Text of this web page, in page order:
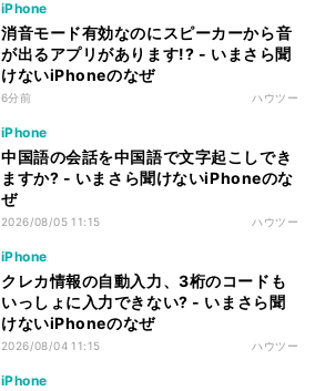
iPhone
消音モード有効なのにスピーカーから音
が出るアプリがあります!? - いまさら聞
けないiPhoneのなぜ
6分前 ハウツー
iPhone
中国語の会話を中国語で文字起こしでき
ますか? - いまさら聞けないiPhoneのな
ぜ
2026/08/05 11:15 ハウツー
iPhone
クレカ情報の自動入力、3桁のコードも
いっしょに入力できない? - いまさら聞
けないiPhoneのなぜ
2026/08/04 11:15 ハウツー
iPhone